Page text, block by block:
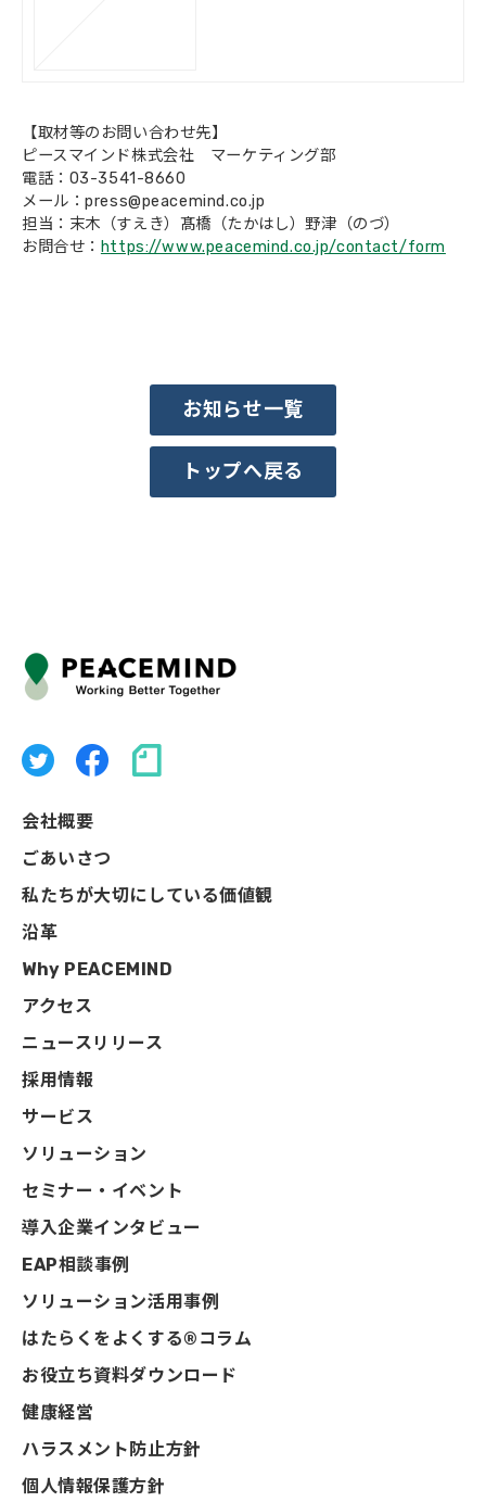
【取材等のお問い合わせ先】
ピースマインド株式会社 マーケティング部
電話：03-3541-8660
メール：press@peacemind.co.jp
担当：末木（すえき）髙橋（たかはし）野津（のづ）
お問合せ： https://www.peacemind.co.jp/contact/form
お知らせ一覧
トップへ戻る
会社概要
ごあいさつ
私たちが大切にしている価値観
沿革
Why PEACEMIND
アクセス
ニュースリリース
採用情報
サービス
ソリューション
セミナー・イベント
導入企業インタビュー
EAP相談事例
ソリューション活用事例
はたらくをよくする®コラム
お役立ち資料ダウンロード
健康経営
ハラスメント防止方針
個人情報保護方針